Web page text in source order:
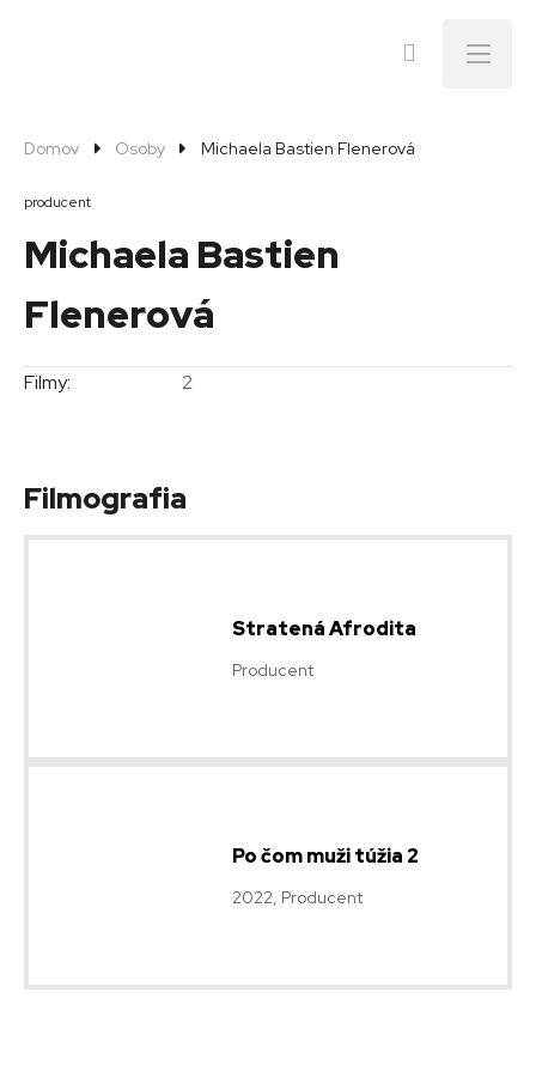
Menu
Domov Osoby Michaela Bastien Flenerová
producent
Michaela Bastien
Flenerová
Filmy: 2
Filmografia
Stratená Afrodita
Producent
Po čom muži túžia 2
2022, Producent